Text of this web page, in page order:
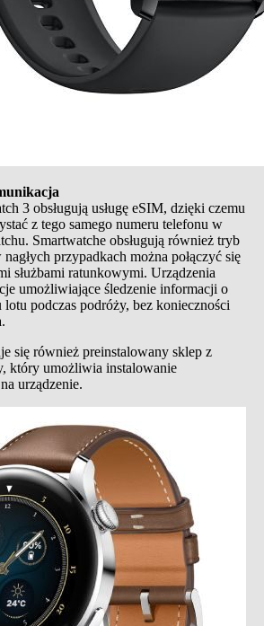
3 obsługują usługę eSIM, dzięki czemu
z tego samego numeru telefonu w
Smartwatche obsługują również tryb
przypadkach można połączyć się
służbami ratunkowymi. Urządzenia
umożliwiające śledzenie informacji o
lotu podczas podróży, bez konieczności
się również preinstalowany sklep z
który umożliwia instalowanie
urządzenie.